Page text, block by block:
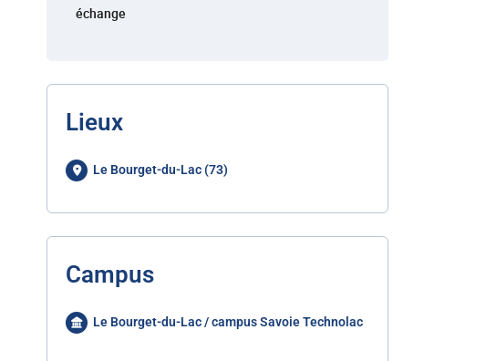
échange
Lieux
Le Bourget-du-Lac (73)
Campus
Le Bourget-du-Lac / campus Savoie Technolac